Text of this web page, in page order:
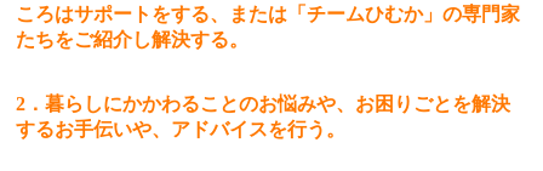
ころはサポートをする、または「チームひむか」の専門家
たちをご紹介し解決する。
2．暮らしにかかわることのお悩みや、お困りごとを解決
するお手伝いや、アドバイスを行う。